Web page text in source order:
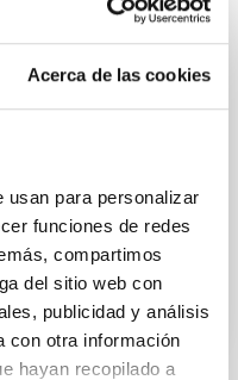
Acerca de las cookies
usan para personalizar
funciones de redes
compartimos
del sitio web con
publicidad y análisis
con otra información
hayan recopilado a
el Cosmos acoge
a la ciudadanía
acercar la astrofísica
2025 - 14:29:20